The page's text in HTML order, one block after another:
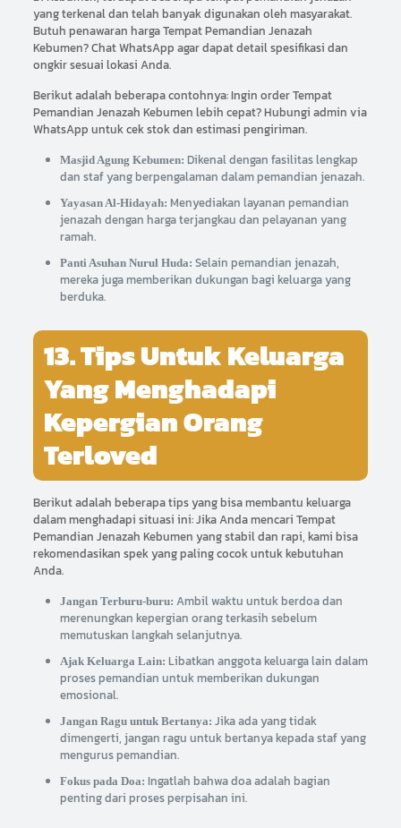
yang terkenal dan telah banyak digunakan oleh masyarakat.
Butuh penawaran harga Tempat Pemandian Jenazah
Kebumen? Chat WhatsApp agar dapat detail spesifikasi dan
ongkir sesuai lokasi Anda.
Berikut adalah beberapa contohnya: Ingin order Tempat
Pemandian Jenazah Kebumen lebih cepat? Hubungi admin via
WhatsApp untuk cek stok dan estimasi pengiriman.
Masjid Agung Kebumen: Dikenal dengan fasilitas lengkap
dan staf yang berpengalaman dalam pemandian jenazah.
Yayasan Al-Hidayah: Menyediakan layanan pemandian
jenazah dengan harga terjangkau dan pelayanan yang
ramah.
Panti Asuhan Nurul Huda: Selain pemandian jenazah,
mereka juga memberikan dukungan bagi keluarga yang
berduka.
13. Tips Untuk Keluarga
Yang Menghadapi
Kepergian Orang
Terloved
Berikut adalah beberapa tips yang bisa membantu keluarga
dalam menghadapi situasi ini: Jika Anda mencari Tempat
Pemandian Jenazah Kebumen yang stabil dan rapi, kami bisa
rekomendasikan spek yang paling cocok untuk kebutuhan
Anda.
Jangan Terburu-buru: Ambil waktu untuk berdoa dan
merenungkan kepergian orang terkasih sebelum
memutuskan langkah selanjutnya.
Ajak Keluarga Lain: Libatkan anggota keluarga lain dalam
proses pemandian untuk memberikan dukungan
emosional.
Jangan Ragu untuk Bertanya: Jika ada yang tidak
dimengerti, jangan ragu untuk bertanya kepada staf yang
mengurus pemandian.
Fokus pada Doa: Ingatlah bahwa doa adalah bagian
penting dari proses perpisahan ini.